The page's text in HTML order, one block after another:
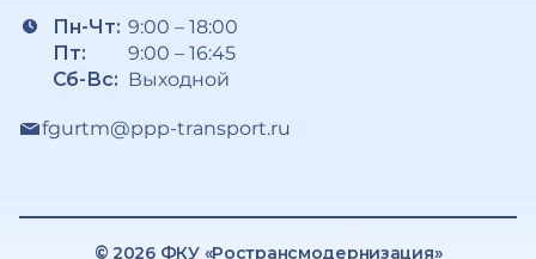
Пн-Чт:
Пт:
Сб-Вс:
9:00 – 18:00
9:00 – 16:45
Выходной
fgurtm@ppp-transport.ru
© 2026 ФКУ «Ространсмодернизация»